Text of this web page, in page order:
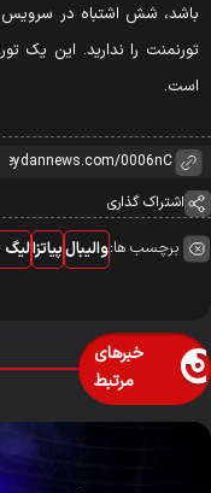
شش اشتباه در سرویس
را ندارید. این یک
اشتراک گذاری
برچسب ها:والیبالپیاتزالیگ
خبرهای
مرتبط